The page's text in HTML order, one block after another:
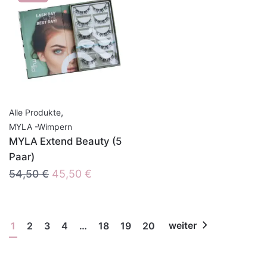
Alle Produkte,
MYLA -Wimpern
MYLA Extend Beauty (5
Paar)
54,50€ Ursprünglicher
54,50 €
45,50 €
45,50 €.
1 2 3 4 … 18 19 20 weiter